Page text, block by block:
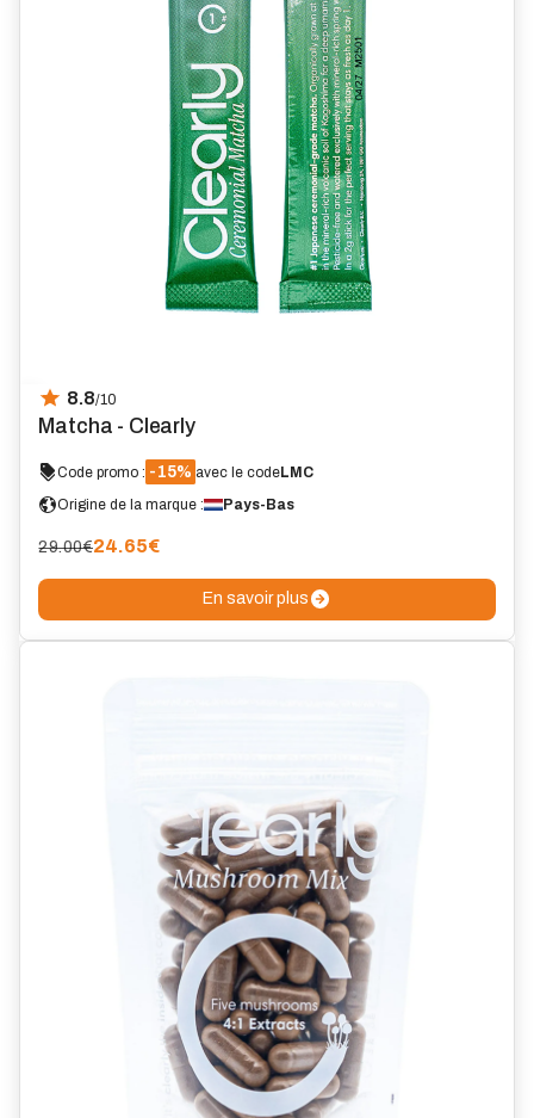
8.8/10
Matcha - Clearly
Code promo : -15% avec le codeLMC
Origine de la marque :
Pays-Bas
29.00€24.65€
En savoir plus